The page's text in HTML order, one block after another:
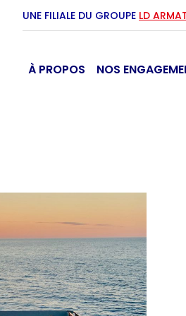
UNE FILIALE DU GROUPE LD
À PROPOS NOS